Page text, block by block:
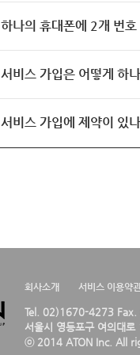
하나의 휴대폰에 2개 번
서비스 가입은 어떻게 하
서비스 가입에 제약이 있
회사소개 서비스 이용약
Tel. 02)1670-4273
서울시 영등포구 여의대
ⓒ 2014 ATON Inc. All